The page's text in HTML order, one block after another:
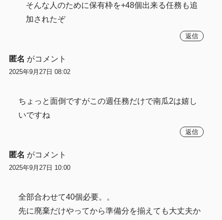
そんな人のために保有枠を+48個出来る任務も追
加されたぞ
返信
匿名 がコメント
2025年9月27日 08:02
ちょっと面倒ですがこの週任務だけで南瓜2は嬉し
いですね
返信
匿名 がコメント
2025年9月27日 10:00
全部合わせて40個必要。。
先に廃棄だけやってから準備分を揃えても大丈夫か